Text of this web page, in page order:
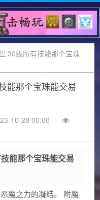
,30级所有技能那个宝珠
能那个宝珠能交易
10-28 00:00
能那个宝珠能交易
魔之力的凝结。 附魔